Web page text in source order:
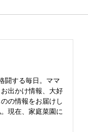
闘する毎日。ママ
出かけ情報、大好
の情報をお届けし
現在、家庭菜園に